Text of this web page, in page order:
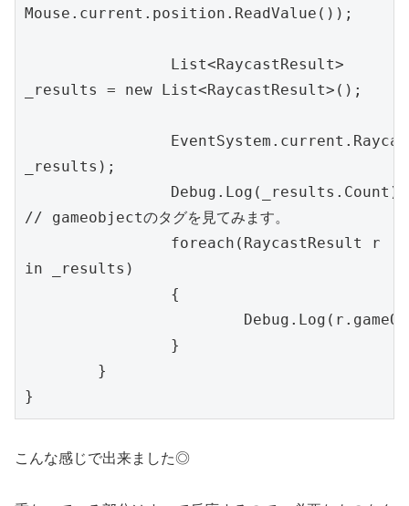
Mouse.current.position.ReadValue());
_results = new List<RaycastResult>();
_results);
}
こんな感じで出来ました◎